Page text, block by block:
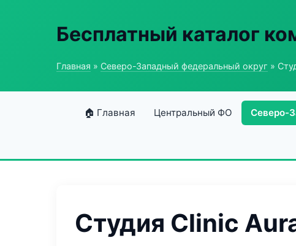
Бесплатный каталог
Главная » Северо-Западный федеральный округ »
🏠 Главная Центральный ФО Северо-
Студия Clinic